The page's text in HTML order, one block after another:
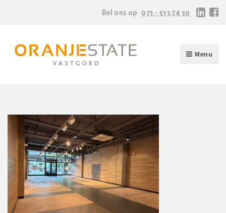
Bel ons op 071 - 513 74 30
Menu